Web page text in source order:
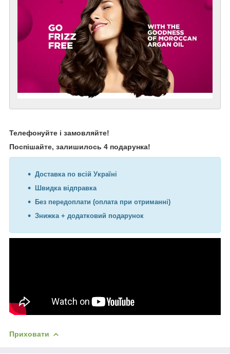
Телефонуйте і замовляйте!
Поспішайте, залишилось 4 подарунка!
Доставка по всій Україні
Швидка відправка
Без передоплати (оплата при отриманні)
Знижка + додатковий подарунок
Приховати